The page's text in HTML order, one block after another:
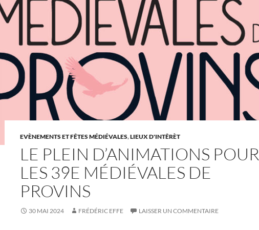
EVÈNEMENTS ET FÊTES MÉDIÉVALES,LIEUX D'INTÊRÈT
LE PLEIN D’ANIMATIONS POUR
LES 39E MÉDIÉVALES DE
PROVINS
30 MAI 2024 FRÉDÉRIC EFFE LAISSER UN COMMENTAIRE